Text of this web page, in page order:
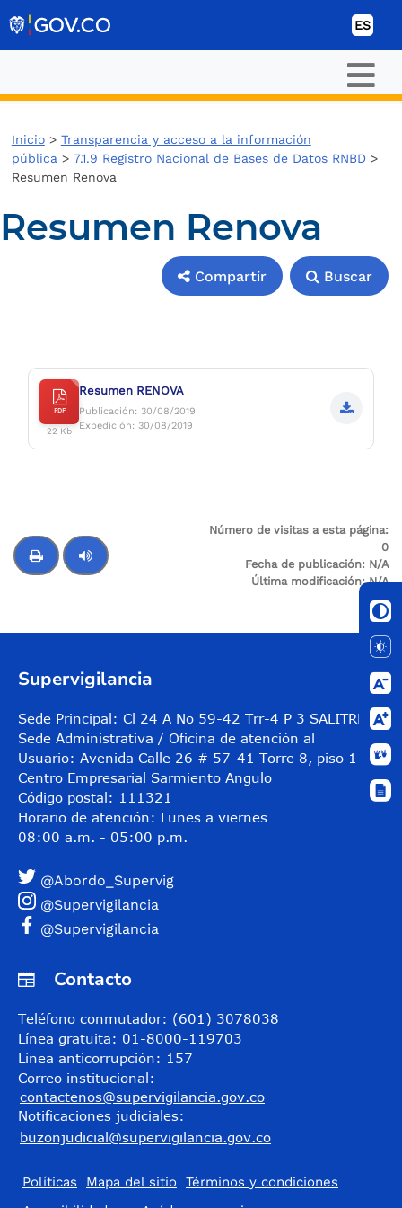
ES
Inicio> Transparencia y acceso a la información
pública > 7.1.9 Registro Nacional de Bases de Datos RNBD>
Resumen Renova
Resumen Renova
Compartir Buscar
PDF
22 Kb
Resumen RENOVA
Publicación: 30/08/2019
Expedición: 30/08/2019
Número de visitas a esta página:
0
Fecha de publicación: N/A
Última modificación:N/A
Supervigilancia
Sede Principal: Cl 24 A No 59-42 Trr-4 P 3 SALITRE
Sede Administrativa / Oficina de atención al
Usuario: Avenida Calle 26 # 57-41 Torre 8, piso 11
Centro Empresarial Sarmiento Angulo
Código postal: 111321
Horario de atención: Lunes a viernes
08:00 a.m. - 05:00 p.m.
@Abordo_Supervig
@Supervigilancia
@Supervigilancia
Contacto
Teléfono conmutador: (601) 3078038
Línea gratuita: 01-8000-119703
Línea anticorrupción: 157
Correo institucional:
contactenos@supervigilancia.gov.co
Notificaciones judiciales:
buzonjudicial@supervigilancia.gov.co
Políticas Mapa del sitio
Términos y condiciones